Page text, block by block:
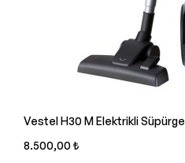
Vestel H30 M Elektrikli Süpürge
8.500,00 ₺